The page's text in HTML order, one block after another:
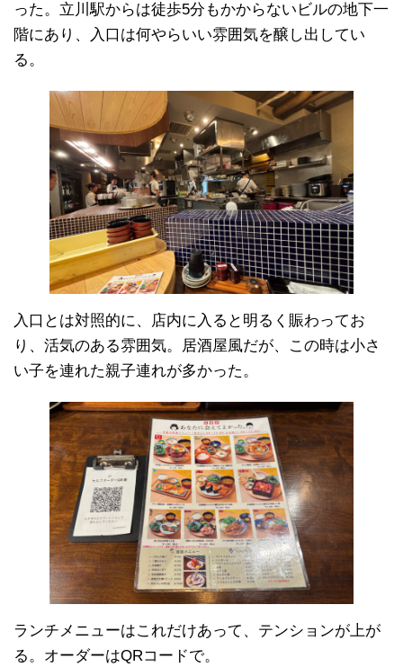
った。立川駅からは徒歩5分もかからないビルの地下一
階にあり、入口は何やらいい雰囲気を醸し出してい
る。
入口とは対照的に、店内に入ると明るく賑わってお
り、活気のある雰囲気。居酒屋風だが、この時は小さ
い子を連れた親子連れが多かった。
ランチメニューはこれだけあって、テンションが上が
る。オーダーはQRコードで。